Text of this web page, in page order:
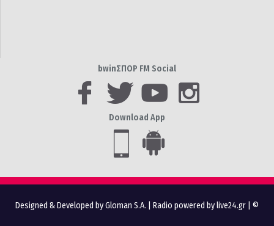
bwinΣΠΟΡ FM Social
Download App
Designed & Developed by Gloman S.A. Radio powered by live24.gr | ©